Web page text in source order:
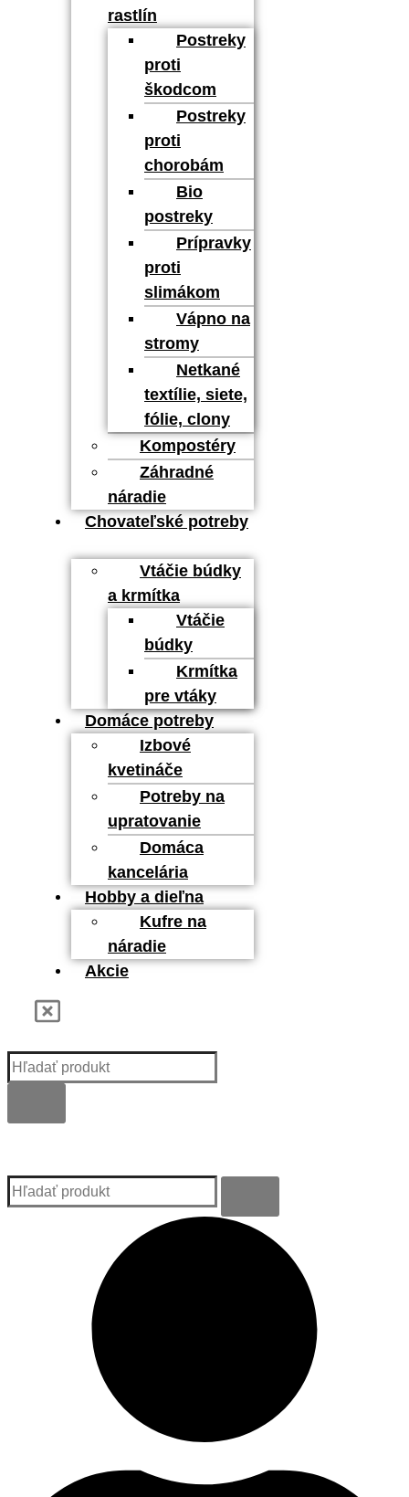
rastlín
Postreky
proti
škodcom
Postreky
proti
chorobám
Bio
postreky
Prípravky
proti
slimákom
Vápno na
stromy
Netkané
textílie, siete,
fólie, clony
Kompostéry
Záhradné
náradie
Chovateľské potreby
Vtáčie búdky
a krmítka
Vtáčie
búdky
Krmítka
pre vtáky
Domáce potreby
Izbové
kvetináče
Potreby na
upratovanie
Domáca
kancelária
Hobby a dieľna
Kufre na
náradie
Akcie